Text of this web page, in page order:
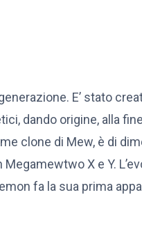
E’ stato
dando origine, alla
clone di Mew, è di
X e Y.
fa la sua prima